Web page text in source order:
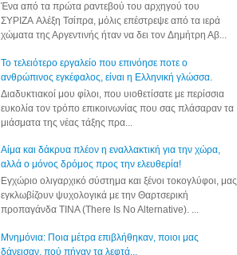
Ένα από τα πρώτα ραντεβού του αρχηγού του
ΣΥΡΙΖΑ Αλέξη Τσίπρα, μόλις επέστρεψε από τα ιερά
χώματα της Αργεντινής ήταν να δει τον Δημήτρη Αβ...
Το τελειότερο εργαλείο που επινόησε ποτε ο
ανθρώπινος εγκέφαλος, είναι η Ελληνική γλώσσα.
Διαδυκτιακοί μου φίλοι, που υιοθετίσατε με περίσσια
ευκολία τον τρόπο επικοινωνίας που σας πλάσαραν τα
μιάσματα της νέας τάξης πρα...
Αίμα και δάκρυα πλέον η εναλλακτική για την χώρα,
αλλά ο μόνος δρόμος προς την ελευθερία!
Εγχώριο ολιγαρχικό σύστημα και ξένοι τοκογλύφοι, μας
εγκλωβίζουν ψυχολογικά με την Θαρτσερική
προπαγάνδα TINA (There Is No Alternative). ...
Μνημόνια: Ποια μέτρα επιβλήθηκαν, ποιοι μας
δάνεισαν, πού πήγαν τα λεφτά...